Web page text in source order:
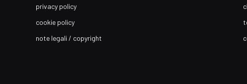
privacy policy
cookie policy
note legali / copyright